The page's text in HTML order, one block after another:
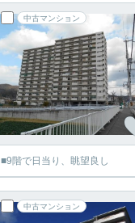
中古マンション
■9階で日当り、眺望良し
中古マンション